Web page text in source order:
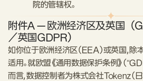
院的管辖权。
附件A — 欧洲经济区及英国（
／英国GDPR）
如你位于欧洲经济区（EEA）或英国，除
适用。就欧盟《通用数据保护条例》（
而言，数据控制者为株式会社Tokenz（